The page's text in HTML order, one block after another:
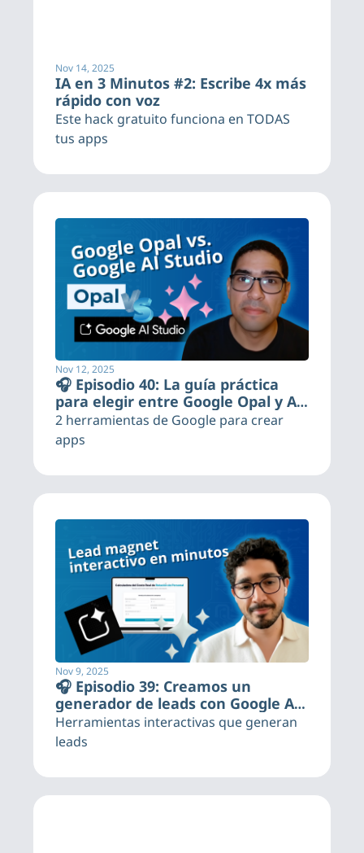
Nov 14, 2025
IA en 3 Minutos #2: Escribe 4x más
rápido con voz
Este hack gratuito funciona en TODAS
tus apps
Nov 12, 2025
🎧 Episodio 40: La guía práctica
para elegir entre Google Opal y AI
Studio
2 herramientas de Google para crear
apps
Nov 9, 2025
🎧 Episodio 39: Creamos un
generador de leads con Google AI
Studio (paso a paso)
Herramientas interactivas que generan
leads